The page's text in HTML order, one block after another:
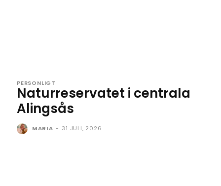
PERSONLIGT
Naturreservatet i centrala
Alingsås
MARIA - 31 JULI, 2026